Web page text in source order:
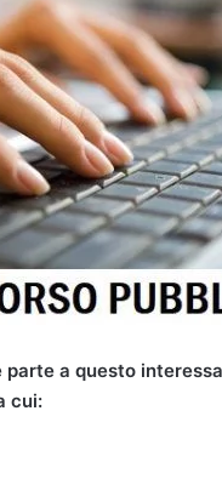
a questo
cui: